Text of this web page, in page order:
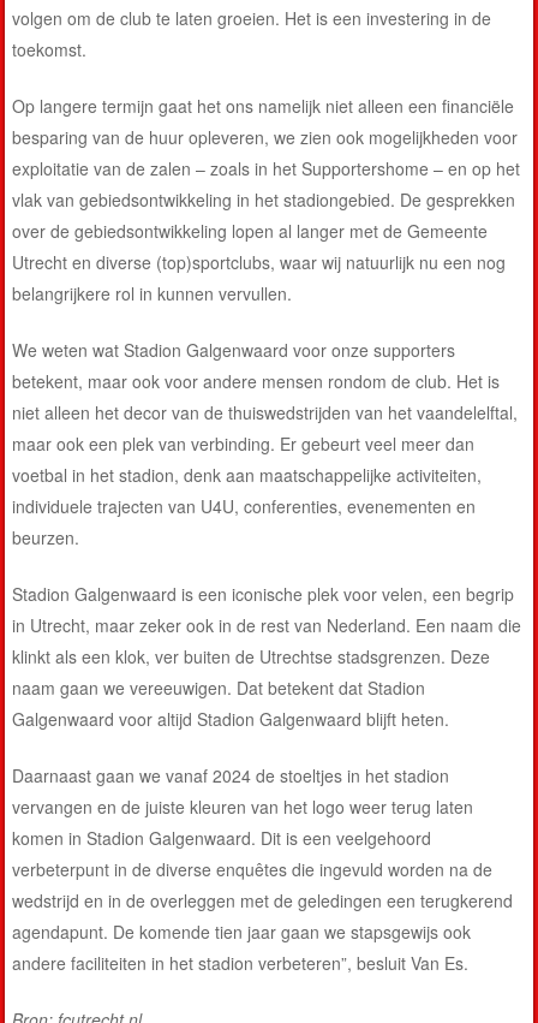
volgen om de club te laten groeien. Het is een investering in de
toekomst.
Op langere termijn gaat het ons namelijk niet alleen een financiële
besparing van de huur opleveren, we zien ook mogelijkheden voor
exploitatie van de zalen – zoals in het Supportershome – en op het
vlak van gebiedsontwikkeling in het stadiongebied. De gesprekken
over de gebiedsontwikkeling lopen al langer met de Gemeente
Utrecht en diverse (top)sportclubs, waar wij natuurlijk nu een nog
belangrijkere rol in kunnen vervullen.
We weten wat Stadion Galgenwaard voor onze supporters
betekent, maar ook voor andere mensen rondom de club. Het is
niet alleen het decor van de thuiswedstrijden van het vaandelelftal,
maar ook een plek van verbinding. Er gebeurt veel meer dan
voetbal in het stadion, denk aan maatschappelijke activiteiten,
individuele trajecten van U4U, conferenties, evenementen en
beurzen.
Stadion Galgenwaard is een iconische plek voor velen, een begrip
in Utrecht, maar zeker ook in de rest van Nederland. Een naam die
klinkt als een klok, ver buiten de Utrechtse stadsgrenzen. Deze
naam gaan we vereeuwigen. Dat betekent dat Stadion
Galgenwaard voor altijd Stadion Galgenwaard blijft heten.
Daarnaast gaan we vanaf 2024 de stoeltjes in het stadion
vervangen en de juiste kleuren van het logo weer terug laten
komen in Stadion Galgenwaard. Dit is een veelgehoord
verbeterpunt in de diverse enquêtes die ingevuld worden na de
wedstrijd en in de overleggen met de geledingen een terugkerend
agendapunt. De komende tien jaar gaan we stapsgewijs ook
andere faciliteiten in het stadion verbeteren”, besluit Van Es.